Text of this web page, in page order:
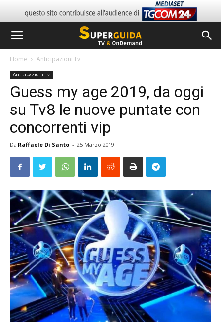
Home Anticipazioni Tv
Anticipazioni Tv
Guess my age 2019, da oggi
su Tv8 le nuove puntate con
concorrenti vip
Da Raffaele Di Santo - 25 Marzo 2019